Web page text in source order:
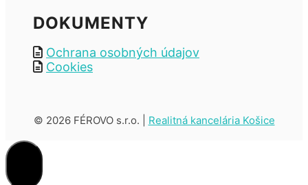
DOKUMENTY
Ochrana osobných údajov
Cookies
© 2026 FÉROVO s.r.o. | Realitná kancelária Košice
CLOSE